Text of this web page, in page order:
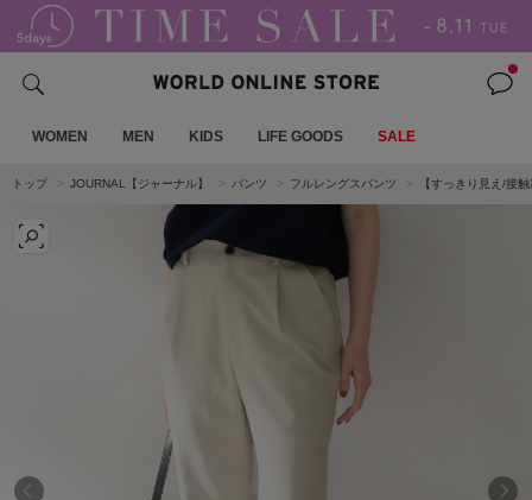
WOMEN MEN KIDS LIFE GOODS SALE
トップ JOURNAL【ジャーナル】 パンツ フルレングスパンツ 【すっきり見え/接